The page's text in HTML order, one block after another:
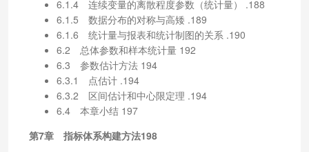
6.1.4 连续变量的离散程度参数（统计量） .188
6.1.5 数据分布的对称与高矮 .189
6.1.6 统计量与报表和统计制图的关系 .190
6.2 总体参数和样本统计量 192
6.3 参数估计方法 194
6.3.1 点估计 .194
6.3.2 区间估计和中心限定理 .194
6.4 本章小结 197
第7章 指标体系构建方法198